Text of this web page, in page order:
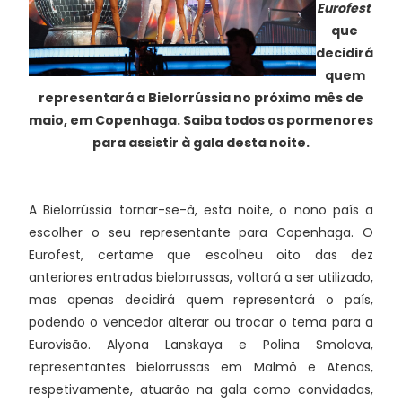
Eurofest
que
decidirá
quem
representará a Bielorrússia no próximo mês de
maio, em Copenhaga. Saiba todos os pormenores
para assistir à gala desta noite.
A Bielorrússia tornar-se-à, esta noite, o nono país a
escolher o seu representante para Copenhaga. O
Eurofest, certame que escolheu oito das dez
anteriores entradas bielorrussas, voltará a ser utilizado,
mas apenas decidirá quem representará o país,
podendo o vencedor alterar ou trocar o tema para a
Eurovisão. Alyona Lanskaya e Polina Smolova,
representantes bielorrussas em Malmö e Atenas,
respetivamente, atuarão na gala como convidadas,